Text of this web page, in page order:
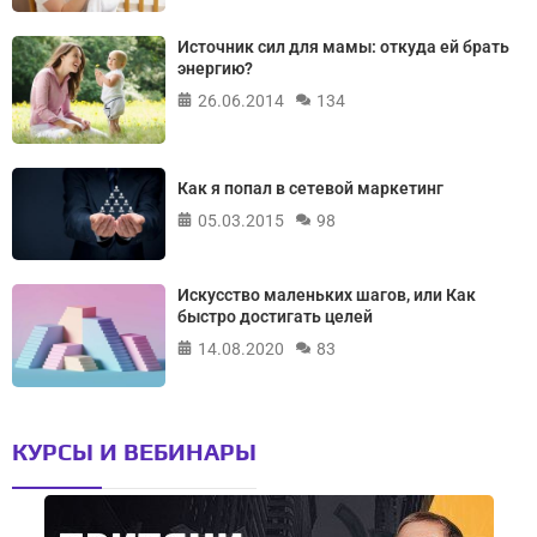
Источник сил для мамы: откуда ей брать
энергию?
26.06.2014
134
Как я попал в сетевой маркетинг
05.03.2015
98
Искусство маленьких шагов, или Как
быстро достигать целей
14.08.2020
83
КУРСЫ И ВЕБИНАРЫ